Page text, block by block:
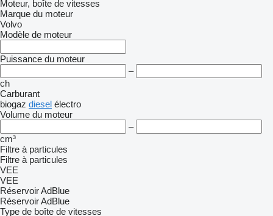
Moteur, boîte de vitesses
Marque du moteur
Volvo
Modèle de moteur
Puissance du moteur
–
ch
Carburant
biogaz diesel électro
Volume du moteur
–
cm³
Filtre à particules
Filtre à particules
VEE
VEE
Réservoir AdBlue
Réservoir AdBlue
Type de boîte de vitesses